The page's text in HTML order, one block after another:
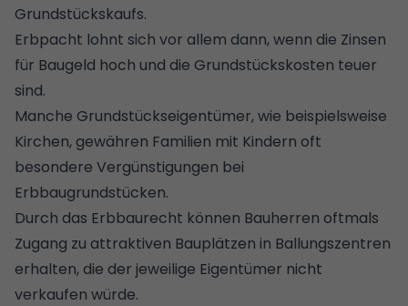
Grundstückskaufs.
Erbpacht lohnt sich vor allem dann, wenn die Zinsen
für Baugeld hoch und die Grundstückskosten teuer
sind.
Manche Grundstückseigentümer, wie beispielsweise
Kirchen, gewähren Familien mit Kindern oft
besondere Vergünstigungen bei
Erbbaugrundstücken.
Durch das Erbbaurecht können Bauherren oftmals
Zugang zu attraktiven Bauplätzen in Ballungszentren
erhalten, die der jeweilige Eigentümer nicht
verkaufen würde.